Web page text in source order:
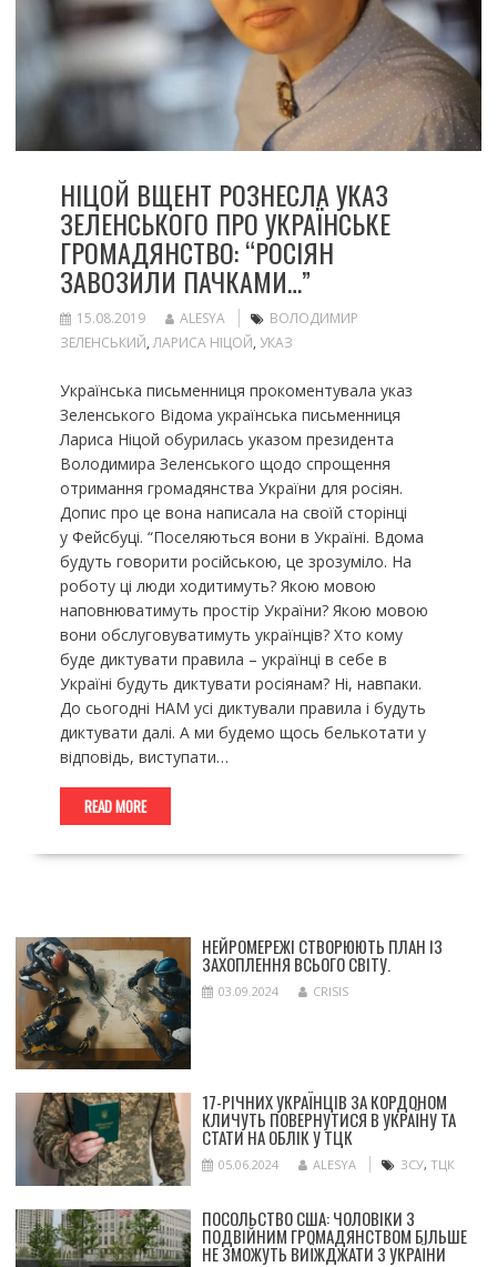
НІЦОЙ ВЩЕНТ РОЗНЕСЛА УКАЗ
ЗЕЛЕНСЬКОГО ПРО УКРАЇНСЬКЕ
ГРОМАДЯНСТВО: “РОСІЯН
ЗАВОЗИЛИ ПАЧКАМИ…”
15.08.2019 ALESYA
ВОЛОДИМИР
ЗЕЛЕНСЬКИЙ,ЛАРИСА НІЦОЙ, УКАЗ
Українська письменниця прокоментувала указ
Зеленського Відома українська письменниця
Лариса Ніцой обурилась указом президента
Володимира Зеленського щодо спрощення
отримання громадянства України для росіян.
Допис про це вона написала на своїй сторінці
у Фейсбуці. “Поселяються вони в Україні. Вдома
будуть говорити російською, це зрозуміло. На
роботу ці люди ходитимуть? Якою мовою
наповнюватимуть простір України? Якою мовою
вони обслуговуватимуть українців? Хто кому
буде диктувати правила – українці в себе в
Україні будуть диктувати росіянам? Ні, навпаки.
До сьогодні НАМ усі диктували правила і будуть
диктувати далі. А ми будемо щось белькотати у
відповідь, виступати…
READ MORE
НЕЙРОМЕРЕЖІ СТВОРЮЮТЬ ПЛАН ІЗ
ЗАХОПЛЕННЯ ВСЬОГО СВІТУ.
03.09.2024 CRISIS
17-РІЧНИХ УКРАЇНЦІВ ЗА КОРДОНОМ
КЛИЧУТЬ ПОВЕРНУТИСЯ В УКРАЇНУ ТА
СТАТИ НА ОБЛІК У ТЦК
05.06.2024 ALESYA ЗСУ, ТЦК
ПОСОЛЬСТВО США: ЧОЛОВІКИ З
ПОДВІЙНИМ ГРОМАДЯНСТВОМ БІЛЬШЕ
НЕ ЗМОЖУТЬ ВИЇЖДЖАТИ З УКРАЇНИ